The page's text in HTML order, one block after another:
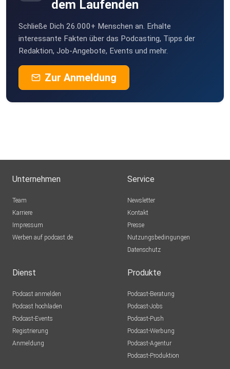
dem Laufenden
Schließe Dich 26.000+ Menschen an. Erhalte
interessante Fakten über das Podcasting, Tipps der
Redaktion, Job-Angebote, Events und mehr.
Zur Anmeldung
Unternehmen
Team
Karriere
Impressum
Werben auf podcast.de
Service
Newsletter
Kontakt
Presse
Nutzungsbedingungen
Datenschutz
Dienst
Podcast anmelden
Podcast hochladen
Podcast-Events
Registrierung
Anmeldung
Produkte
Podcast-Beratung
Podcast-Jobs
Podcast-Push
Podcast-Werbung
Podcast-Agentur
Podcast-Produktion